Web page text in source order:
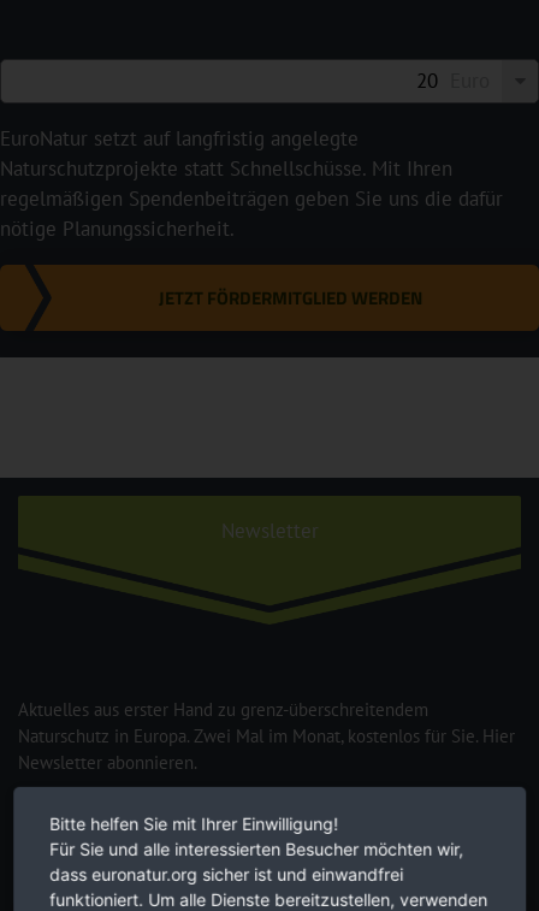
EuroNatur setzt auf langfristig angelegte
Naturschutzprojekte statt Schnellschüsse. Mit Ihren
regelmäßigen Spendenbeiträgen geben Sie uns die dafür
nötige Planungssicherheit.
JETZT FÖRDERMITGLIED WERDEN
Newsletter
Aktuelles aus erster Hand zu grenz-überschreitendem
Naturschutz in Europa. Zwei Mal im Monat, kostenlos für Sie. Hier
Newsletter abonnieren.
Die Hinweise zumDatenschutzhabe ich verstanden.
Bitte helfen Sie mit Ihrer Einwilligung!
Für Sie und alle interessierten Besucher möchten wir,
dass euronatur.org sicher ist und einwandfrei
funktioniert. Um alle Dienste bereitzustellen, verwenden